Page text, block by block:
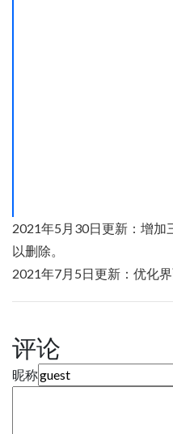
2021年5月30日更新：增加
以删除。
2021年7月5日更新：优化
评论
昵称